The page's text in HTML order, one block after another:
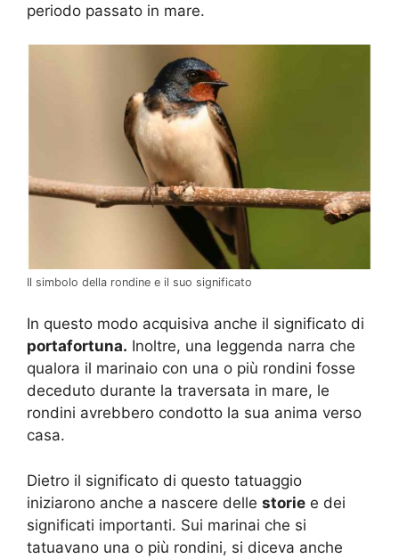
periodo passato in mare.
Il simbolo della rondine e il suo significato
In questo modo acquisiva anche il significato di
portafortuna. Inoltre, una leggenda narra che
qualora il marinaio con una o più rondini fosse
deceduto durante la traversata in mare, le
rondini avrebbero condotto la sua anima verso
casa.
Dietro il significato di questo tatuaggio
iniziarono anche a nascere delle storie e dei
significati importanti. Sui marinai che si
tatuavano una o più rondini, si diceva anche